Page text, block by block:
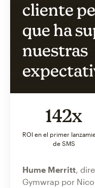
cliente
que ha
nuestras
142x
ROI en el primer
de SMS
Hume Merritt,
Gymwrap por